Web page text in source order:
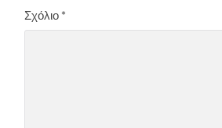
Σχόλιο *